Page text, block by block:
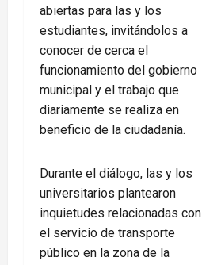
abiertas para las y los
estudiantes, invitándolos a
conocer de cerca el
funcionamiento del gobierno
municipal y el trabajo que
diariamente se realiza en
beneficio de la ciudadanía.
Durante el diálogo, las y los
universitarios plantearon
inquietudes relacionadas con
el servicio de transporte
público en la zona de la